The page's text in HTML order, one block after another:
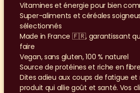
Vitamines et énergie pour bien
Super-aliments et céréales
sélectionnés
Made in France 🇫🇷, garantissant
faire
Vegan, sans gluten, 100 % naturel
Source de protéines et riche en
Dites adieu aux coups de fatigue et
produit qui allie goût et santé. Vos